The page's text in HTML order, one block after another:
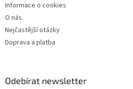
Informace o cookies
O nás
Nejčastější otázky
Doprava a platba
Odebírat newsletter